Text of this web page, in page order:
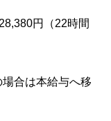
円（22時間
合は本給与へ移